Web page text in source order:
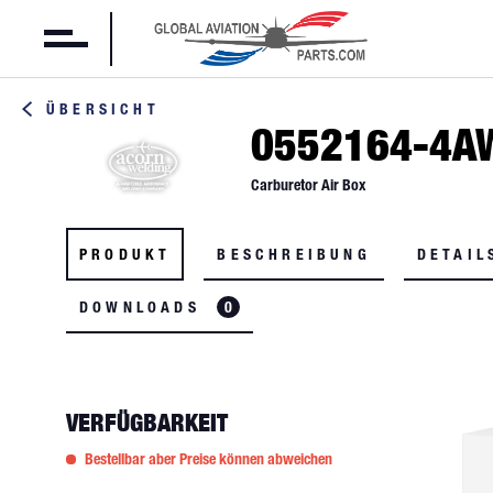
ÜBERSICHT
0552164-
Carburetor Air Box
PRODUKT BESCHREIBUNG
DOWNLOADS 0
VERFÜGBARKEIT
Bestellbar aber Preise können abweichen